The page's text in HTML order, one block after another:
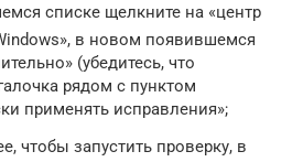
списке щелкните на «центр
в новом появившемся
(убедитесь, что
рядом с пунктом
применять исправления»;
чтобы запустить проверку, в